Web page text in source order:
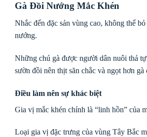
Gà Đồi Nướng Mắc Khén
Nhắc đến đặc sản vùng cao, không thể
nướng.
Những chú gà được người dân nuôi thả
sườn đồi nên thịt săn chắc và ngọt hơn gà
Điều làm nên sự khác biệt
Gia vị mắc khén chính là “linh hồn” của
Loại gia vị đặc trưng của vùng Tây Bắc